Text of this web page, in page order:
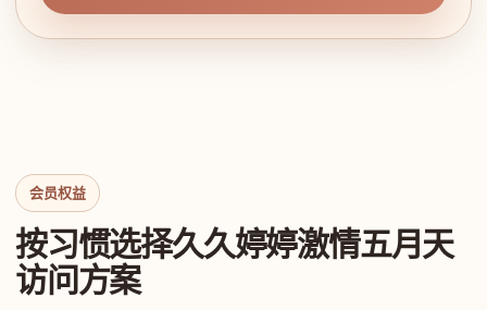
会员权益
按习惯选择久久婷婷激情五月天
访问方案